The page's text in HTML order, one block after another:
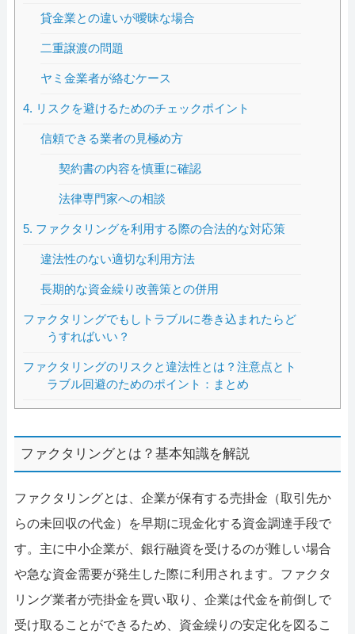
貸金業との違いが曖昧な場合
二重譲渡の問題
ヤミ金業者が絡むケース
4. リスクを避けるためのチェックポイント
信頼できる業者の見極め方
契約書の内容を慎重に確認
法律専門家への相談
5. ファクタリングを利用する際の合法的な対応策
違法性のない適切な利用方法
長期的な資金繰り改善策との併用
ファクタリングでもしトラブルに巻き込まれたらど
うすればいい？
ファクタリングのリスクと違法性とは？注意点とト
ラブル回避のためのポイント：まとめ
ファクタリングとは？基本知識を解説
ファクタリングとは、企業が保有する売掛金（取引先か
らの未回収の代金）を早期に現金化する資金調達手段で
す。主に中小企業が、銀行融資を受けるのが難しい場合
や急な資金需要が発生した際に利用されます。ファクタ
リング業者が売掛金を買い取り、企業は代金を前倒しで
受け取ることができるため、資金繰りの安定化を図るこ